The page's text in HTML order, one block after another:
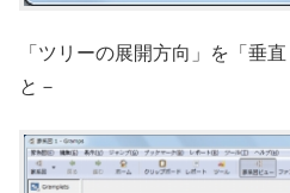
「ツリーの展開方向」を「垂
と－